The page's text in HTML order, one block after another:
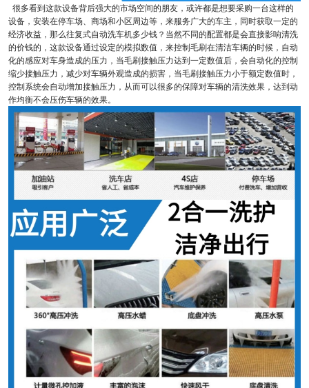
很多看到这款设备背后强大的市场空间的朋友，或许都是想要采购一台这样的
设备，安装在停车场、商场和小区周边等，来服务广大的车主，同时获取一定的
经济收益，那么往复式自动洗车机多少钱？当然不同的配置都是会直接影响清洗
的价钱的，这款设备通过设定的模拟数值，来控制毛刷在清洁车辆的时候，自动
化的感应对车身造成的压力，当毛刷接触压力达到一定数值后，会自动化的控制
缩少接触压力，减少对车辆外观造成的损害，当毛刷接触压力小于额定数值时，
控制系统会自动增加接触压力，从而可以很多的保障对车辆的清洗效果，达到动
作均衡不会压伤车辆的效果。